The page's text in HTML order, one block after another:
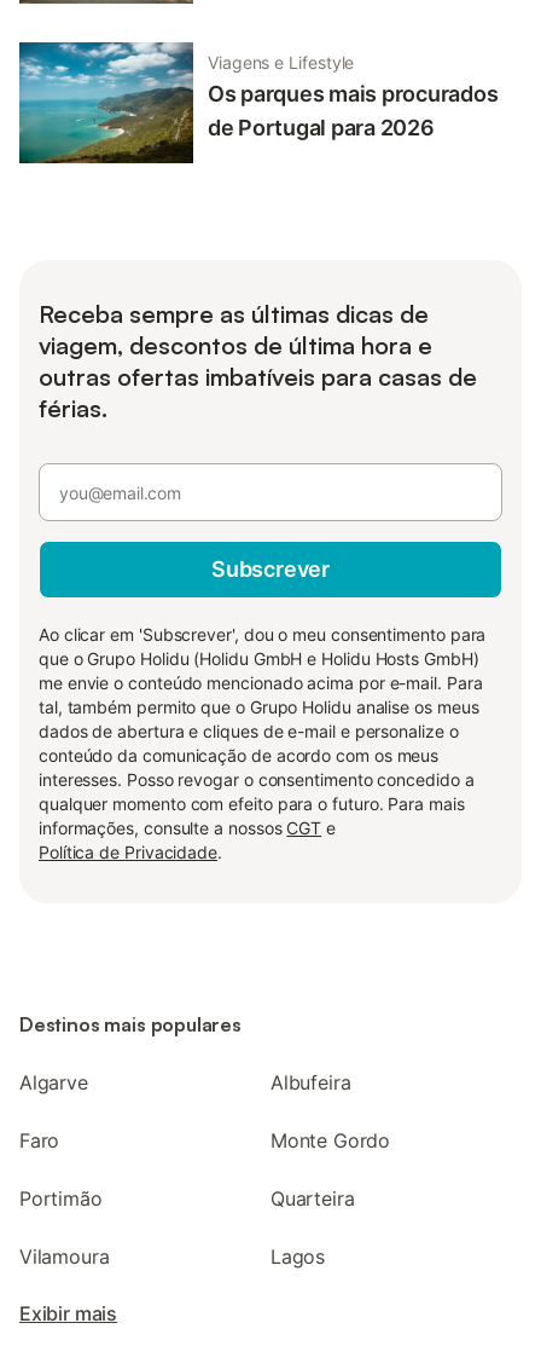
Viagens e Lifestyle
Os parques mais procurados
de Portugal para 2026
Receba sempre as últimas dicas de
viagem, descontos de última hora e
outras ofertas imbatíveis para casas de
férias.
Subscrever
Ao clicar em 'Subscrever', dou o meu consentimento para
que o Grupo Holidu (Holidu GmbH e Holidu Hosts GmbH)
me envie o conteúdo mencionado acima por e-mail. Para
tal, também permito que o Grupo Holidu analise os meus
dados de abertura e cliques de e-mail e personalize o
conteúdo da comunicação de acordo com os meus
interesses. Posso revogar o consentimento concedido a
qualquer momento com efeito para o futuro. Para mais
informações, consulte a nossos CGT e
Política de Privacidade.
Destinos mais populares
Algarve Albufeira
Faro Monte Gordo
Portimão Quarteira
Vilamoura Lagos
Exibir mais